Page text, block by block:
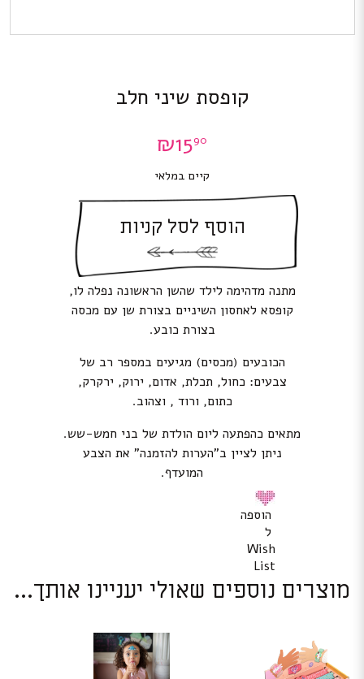
קופסת שיני חלב
₪1590
קיים במלאי
הוסף לסל קניות
מתנה מדהימה לילד שהשן הראשונה נפלה לו,
קופסא לאחסון השיניים בצורת שן עם מכסה
בצורת כובע.
הכובעים (מכסים) מגיעים במספר רב של
צבעים: כחול, תכלת, אדום, ירוק, ירקרק,
כתום, ורוד , וצהוב.
מתאים כהפתעה ליום הולדת של בני חמש-שש.
ניתן לציין ב”הערות להזמנה” את הצבע
המועדף.
הוספה
ל
Wish
List
מוצרים נוספים שאולי יעניינו אותך...